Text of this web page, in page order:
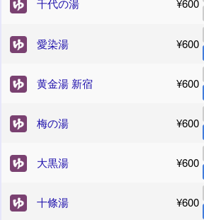
千代の湯 ¥600
愛染湯 ¥600
黄金湯 新宿 ¥600
梅の湯 ¥600
大黒湯 ¥600
十條湯 ¥600